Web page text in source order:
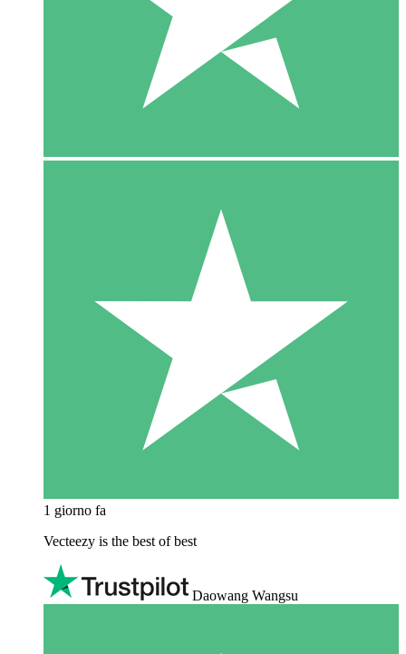
1 giorno fa
Vecteezy is the best of best
Daowang Wangsu